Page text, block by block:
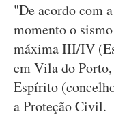
"De acordo com
momento o
máxima III/IV
em Vila do
Espírito
a Proteção Civil.